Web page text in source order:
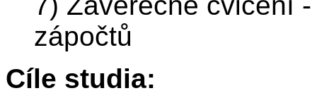
zápočtů
Cíle studia: